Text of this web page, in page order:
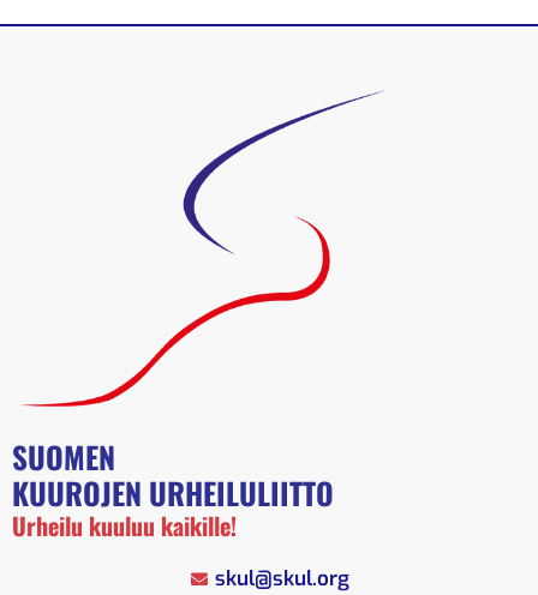
SUOMEN
KUUROJEN URHEILULIITTO
Urheilu kuuluu kaikille!
skul@skul.org